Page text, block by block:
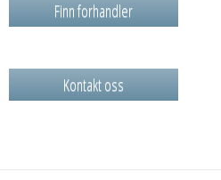
Finn forhandler
Kontakt oss